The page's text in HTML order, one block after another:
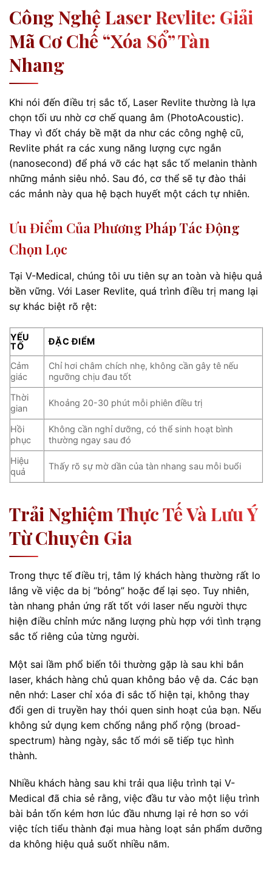
Công Nghệ Laser Revlite: Giải
Mã Cơ Chế “xóa Sổ” Tàn
Nhang
Khi nói đến điều trị sắc tố, Laser Revlite thường là lựa
chọn tối ưu nhờ cơ chế quang âm (PhotoAcoustic).
Thay vì đốt cháy bề mặt da như các công nghệ cũ,
Revlite phát ra các xung năng lượng cực ngắn
(nanosecond) để phá vỡ các hạt sắc tố melanin thành
những mảnh siêu nhỏ. Sau đó, cơ thể sẽ tự đào thải
các mảnh này qua hệ bạch huyết một cách tự nhiên.
Ưu Điểm Của Phương Pháp Tác Động
Chọn Lọc
Tại V-Medical, chúng tôi ưu tiên sự an toàn và hiệu quả
bền vững. Với Laser Revlite, quá trình điều trị mang lại
sự khác biệt rõ rệt:
YẾU
TỐ
ĐẶC ĐIỂM
Cảm
giác
Chỉ hơi châm chích nhẹ, không cần gây tê nếu
ngưỡng chịu đau tốt
Thời
gian
Khoảng 20-30 phút mỗi phiên điều trị
Hồi
phục
Không cần nghỉ dưỡng, có thể sinh hoạt bình
thường ngay sau đó
Hiệu
quả
Thấy rõ sự mờ dần của tàn nhang sau mỗi buổi
Trải Nghiệm Thực Tế Và Lưu Ý
Từ Chuyên Gia
Trong thực tế điều trị, tâm lý khách hàng thường rất lo
lắng về việc da bị “bỏng” hoặc để lại sẹo. Tuy nhiên,
tàn nhang phản ứng rất tốt với laser nếu người thực
hiện điều chỉnh mức năng lượng phù hợp với tình trạng
sắc tố riêng của từng người.
Một sai lầm phổ biến tôi thường gặp là sau khi bắn
laser, khách hàng chủ quan không bảo vệ da. Các bạn
nên nhớ: Laser chỉ xóa đi sắc tố hiện tại, không thay
đổi gen di truyền hay thói quen sinh hoạt của bạn. Nếu
không sử dụng kem chống nắng phổ rộng (broad-
spectrum) hàng ngày, sắc tố mới sẽ tiếp tục hình
thành.
Nhiều khách hàng sau khi trải qua liệu trình tại V-
Medical đã chia sẻ rằng, việc đầu tư vào một liệu trình
bài bản tốn kém hơn lúc đầu nhưng lại rẻ hơn so với
việc tích tiểu thành đại mua hàng loạt sản phẩm dưỡng
da không hiệu quả suốt nhiều năm.